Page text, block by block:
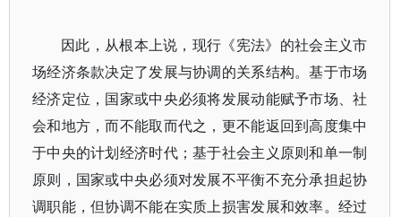
因此，从根本上说，现行《宪法》的社会主义市
场经济条款决定了发展与协调的关系结构。基于市场
经济定位，国家或中央必须将发展动能赋予市场、社
会和地方，而不能取而代之，更不能返回到高度集中
于中央的计划经济时代；基于社会主义原则和单一制
原则，国家或中央必须对发展不平衡不充分承担起协
调职能，但协调不能在实质上损害发展和效率。经过